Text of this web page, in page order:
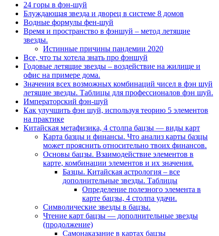
24 горы в фэн-шуй
Блуждающая звезда и дворец в системе 8 домов
Водные формулы фен-шуй
Время и пространство в фэншуй – метод летящие
звезды.
Истинные причины пандемии 2020
Все, что ты хотела знать про фэншуй
Годовые летящие звезды – воздействие на жилище и
офис на примере дома.
Значения всех возможных комбинаций чисел в фэн шуй
летящие звезды. Таблицы для профессионалов фэн шуй.
Императорский фэн-шуй
Как улучшить фэн шуй, используя теорию 5 элементов
на практике
Китайская метафизика, 4 столпа бацзы — виды карт
Карта базцы и финансы. Что анализ карты базцы
может прояснить относительно твоих финансов.
Основы бацзы. Взаимодействие элементов в
карте, комбинации элементов и их значения.
Базцы. Китайская астрология – все
дополнительные звезды. Таблицы
Определение полезного элемента в
карте бацзы, 4 столпа удачи.
Символические звезды в бацзы.
Чтение карт бацзы — дополнительные звезды
(продолжение)
Самонаказание в картах бацзы